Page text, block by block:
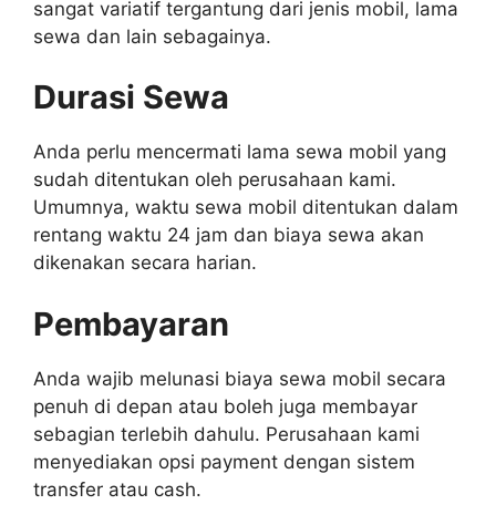
sangat variatif tergantung dari jenis mobil, lama
sewa dan lain sebagainya.
Durasi Sewa
Anda perlu mencermati lama sewa mobil yang
sudah ditentukan oleh perusahaan kami.
Umumnya, waktu sewa mobil ditentukan dalam
rentang waktu 24 jam dan biaya sewa akan
dikenakan secara harian.
Pembayaran
Anda wajib melunasi biaya sewa mobil secara
penuh di depan atau boleh juga membayar
sebagian terlebih dahulu. Perusahaan kami
menyediakan opsi payment dengan sistem
transfer atau cash.